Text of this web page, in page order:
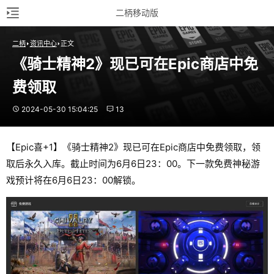
二柄移动版
二柄 资讯中心 正文
《骑士精神2》现已可在Epic商店中免
费领取
2024-05-30 15:04:25 13
【Epic喜+1】《骑士精神2》现已可在Epic商店中免费领取，领
取后永久入库。截止时间为6月6日23：00。下一款免费神秘游
戏预计将在6月6日23：00解锁。